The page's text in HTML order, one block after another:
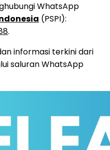
WhatsApp
(PSPI):
.
informasi terkini dari
saluran WhatsApp